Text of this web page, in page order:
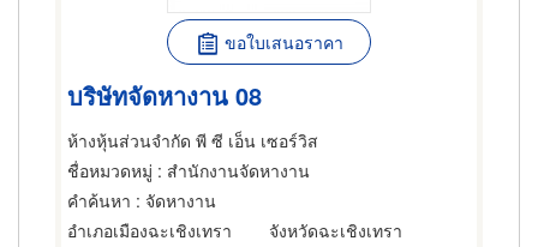
ขอใบเสนอราคา
บริษัทจัดหางาน 08
ห้างหุ้นส่วนจำกัด พี ซี เอ็น เซอร์วิส
ชื่อหมวดหมู่ : สำนักงานจัดหางาน
คำค้นหา : จัดหางาน
อำเภอเมืองฉะเชิงเทรา
จังหวัดฉะเชิงเทรา